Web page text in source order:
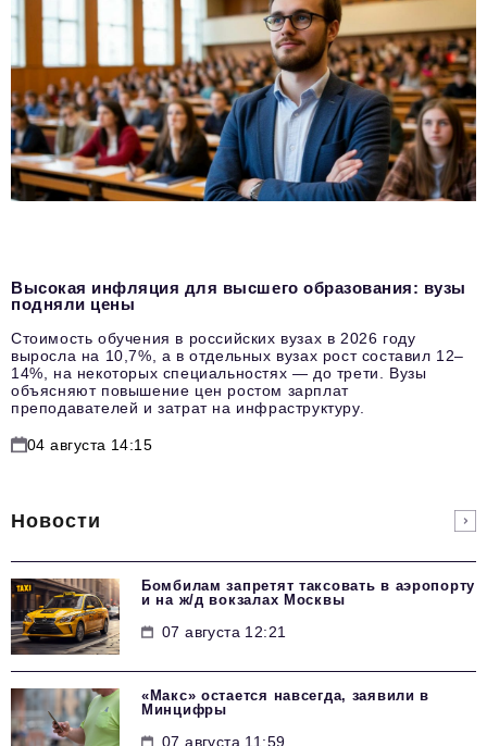
Высокая инфляция для высшего образования: вузы
подняли цены
Стоимость обучения в российских вузах в 2026 году
выросла на 10,7%, а в отдельных вузах рост составил 12–
14%, на некоторых специальностях — до трети. Вузы
объясняют повышение цен ростом зарплат
преподавателей и затрат на инфраструктуру.
04 августа 14:15
Новости
Бомбилам запретят таксовать в аэропорту
и на ж/д вокзалах Москвы
07 августа 12:21
«Макс» остается навсегда, заявили в
Минцифры
07 августа 11:59